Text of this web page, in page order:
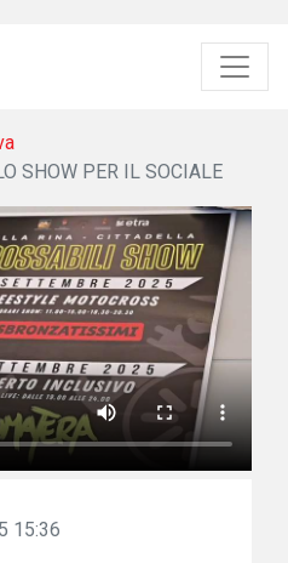
SHOW PER IL SOCIALE
15:36